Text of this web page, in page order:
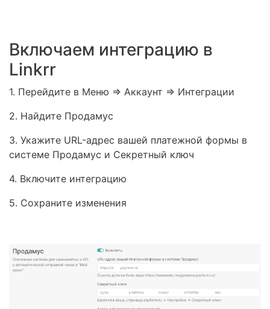
Включаем интеграцию в
Linkrr
1. Перейдите в Меню => Аккаунт => Интеграции
2. Найдите Продамус
3. Укажите URL-адрес вашей платежной формы в
системе Продамус и Секретный ключ
4. Включите интеграцию
5. Сохраните изменения